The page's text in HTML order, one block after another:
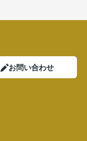
お問い合わせ